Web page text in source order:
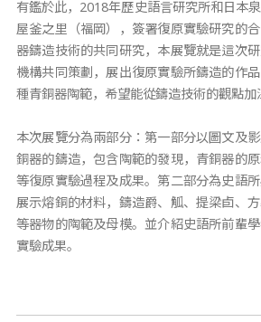
有鑑於此，2018年歷史語言研究所和日本
屋釜之里（福岡），簽署復原實驗研究的
器鑄造技術的共同研究，本展覽就是這次
機構共同策劃，展出復原實驗所鑄造的作
種青銅器陶範，希望能從鑄造技術的觀點加
本次展覽分為兩部分：第一部分以圖文及
銅器的鑄造，包含陶範的發現，青銅器的
等復原實驗過程及成果。第二部分為史語所
展示熔銅的材料，鑄造爵、觚、提梁卣、
等器物的陶範及母模。並介紹史語所前輩
實驗成果。